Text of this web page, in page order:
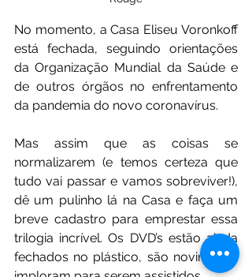
No momento, a Casa Eliseu Voronkoff
está fechada, seguindo orientações
da Organização Mundial da Saúde e
de outros órgãos no enfrentamento
da pandemia do novo coronavírus.
Mas assim que as coisas se
normalizarem (e temos certeza que
tudo vai passar e vamos sobreviver!),
dê um pulinho lá na Casa e faça um
breve cadastro para emprestar essa
trilogia incrível. Os DVD’s estão ainda
fechados no plástico, são novinhos e